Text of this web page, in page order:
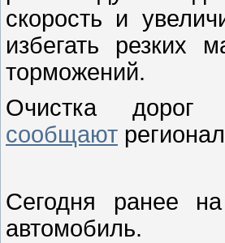
скорость и
избегать резких
торможений.
Очистка дорог
сообщают
Сегодня ранее
автомобиль.